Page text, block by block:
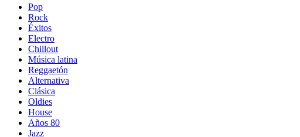
Pop
Rock
Éxitos
Electro
Chillout
Música latina
Reggaetón
Alternativa
Clásica
Oldies
House
Años 80
Jazz